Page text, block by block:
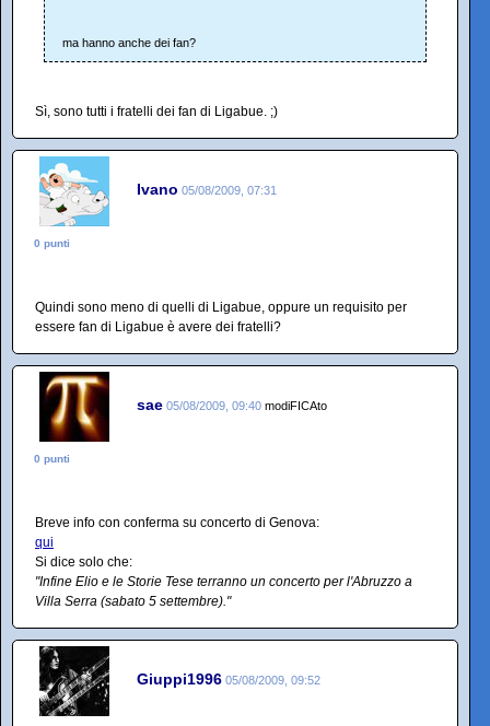
ma hanno anche dei fan?
Sì, sono tutti i fratelli dei fan di Ligabue. ;)
Ivano 05/08/2009, 07:31
0 punti
Quindi sono meno di quelli di Ligabue, oppure un requisito per
essere fan di Ligabue è avere dei fratelli?
sae 05/08/2009, 09:40 modiFICAto
0 punti
Breve info con conferma su concerto di Genova:
qui
Si dice solo che:
"Infine Elio e le Storie Tese terranno un concerto per l'Abruzzo a
Villa Serra (sabato 5 settembre)."
Giuppi1996 05/08/2009, 09:52